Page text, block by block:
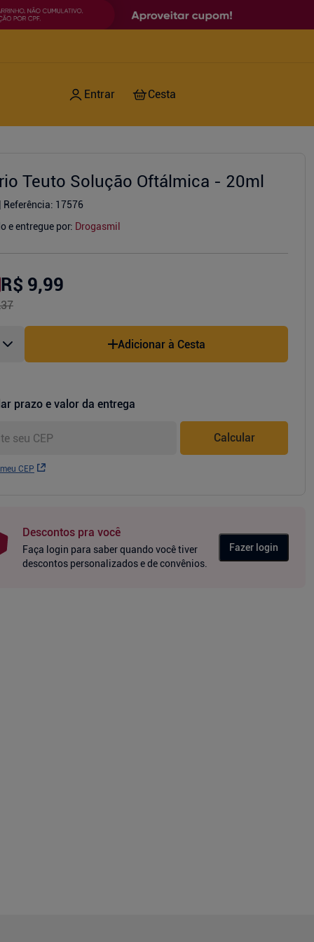
Teuto Solução Oftálmica - 20ml
Referência: 17576
e entregue por: Drogasmil
R$ 9,99
Adicionar à Cesta
prazo e valor da entrega
CEP
Calcular
Descontos pra você
Faça login para saber quando você tiver
descontos personalizados e de convênios.
Fazer login